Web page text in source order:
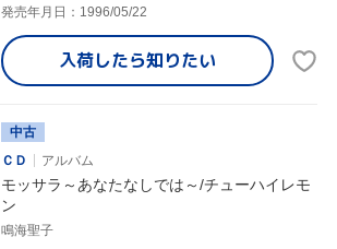
発売年月日：1996/05/22
入荷したら知りたい
中古
ＣＤ
アルバム
モッサラ～あなたなしでは～/チューハイレモ
ン
鳴海聖子